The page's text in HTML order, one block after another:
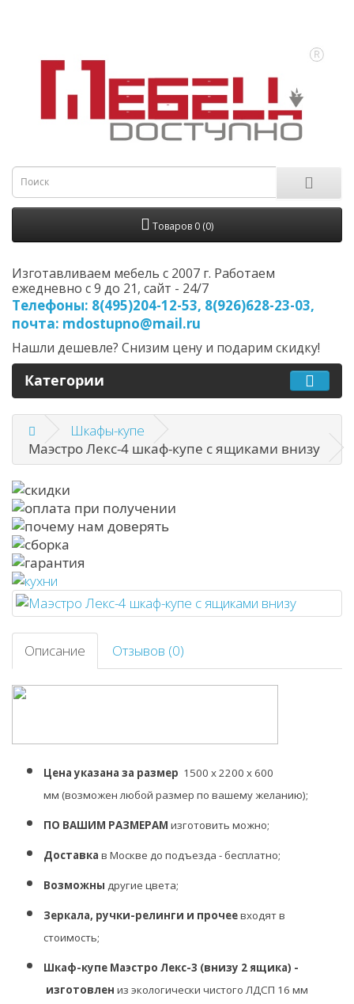
Товаров 0 (0)
Изготавливаем мебель с 2007 г. Работаем
ежедневно с 9 до 21, cайт - 24/7
Телефоны: 8(495)204-12-53, 8(926)628-23-03,
почта: mdostupno@mail.ru
Нашли дешевле? Снизим цену и подарим скидку!
Категории
Шкафы-купе
Маэстро Лекс-4 шкаф-купе с ящиками внизу
Описание Отзывов (0)
Цена указана за размер 1500 х 2200 х 600
мм (возможен любой размер по вашему желанию);
ПО ВАШИМ РАЗМЕРАМ изготовить можно;
Доставка в Москве до подъезда - бесплатно;
Возможны другие цвета;
Зеркала, ручки-релинги и прочеевходят в
стоимость;
Шкаф-купе Маэстро Лекс-3 (внизу 2 ящика) -
изготовлен из экологически чистого ЛДСП 16 мм